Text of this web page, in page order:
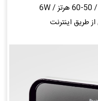
طریق اینترنت